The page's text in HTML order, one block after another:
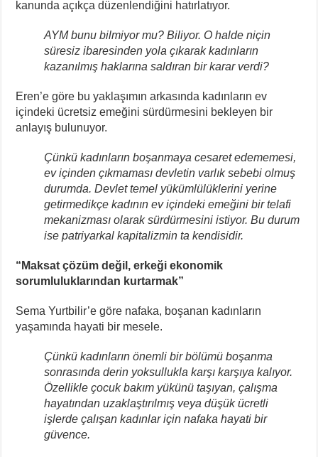
kanunda açıkça düzenlendiğini hatırlatıyor.
AYM bunu bilmiyor mu? Biliyor. O halde niçin
süresiz ibaresinden yola çıkarak kadınların
kazanılmış haklarına saldıran bir karar verdi?
Eren’e göre bu yaklaşımın arkasında kadınların ev
içindeki ücretsiz emeğini sürdürmesini bekleyen bir
anlayış bulunuyor.
Çünkü kadınların boşanmaya cesaret edememesi,
ev içinden çıkmaması devletin varlık sebebi olmuş
durumda. Devlet temel yükümlülüklerini yerine
getirmedikçe kadının ev içindeki emeğini bir telafi
mekanizması olarak sürdürmesini istiyor. Bu durum
ise patriyarkal kapitalizmin ta kendisidir.
“Maksat çözüm değil, erkeği ekonomik
sorumluluklarından kurtarmak”
Sema Yurtbilir’e göre nafaka, boşanan kadınların
yaşamında hayati bir mesele.
Çünkü kadınların önemli bir bölümü boşanma
sonrasında derin yoksullukla karşı karşıya kalıyor.
Özellikle çocuk bakım yükünü taşıyan, çalışma
hayatından uzaklaştırılmış veya düşük ücretli
işlerde çalışan kadınlar için nafaka hayati bir
güvence.